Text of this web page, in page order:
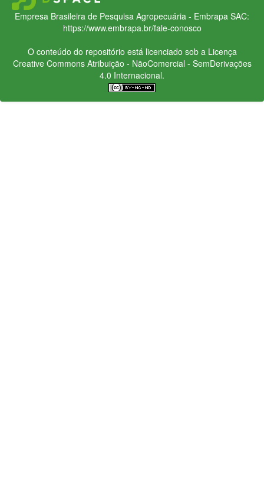
Empresa Brasileira de Pesquisa Agropecuária - Embrapa SAC:
https://www.embrapa.br/fale-conosco
O conteúdo do repositório está licenciado sob a Licença
Creative CommonsAtribuição - NãoComercial - SemDerivações
4.0 Internacional.